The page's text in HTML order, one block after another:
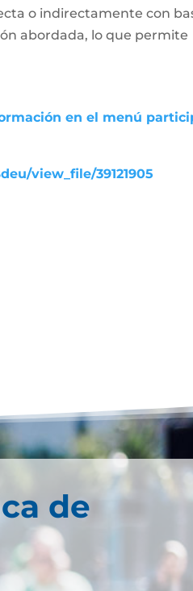
o indirectamente con
abordada, lo que permite
en el menú
view_file/39121905
de